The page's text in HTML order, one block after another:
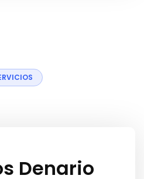
RVICIOS
Denario